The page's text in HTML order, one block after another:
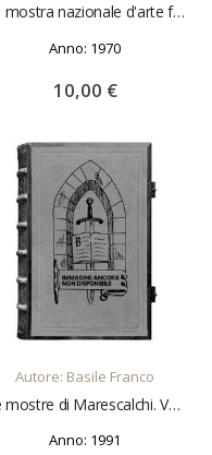
XII mostra nazionale d'arte figurativa
Anno: 1970
10,00 €
AGGIUNGI AL CARRELLO
Autore: Basile Franco
Le mostre di Marescalchi. Vent'anni fra i colori
Anno: 1991